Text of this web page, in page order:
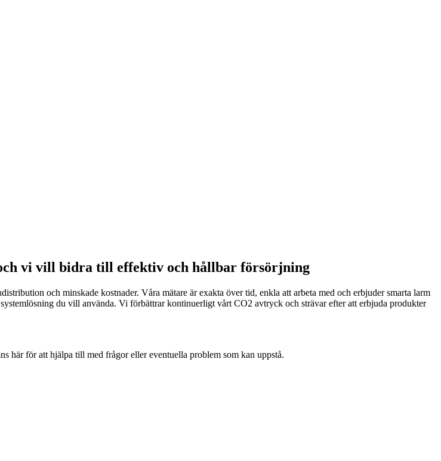
vi vill bidra till effektiv och hållbar försörjning
och minskade kostnader. Våra mätare är exakta över tid, enkla att arbeta med och erbjuder smarta larm
du vill använda. Vi förbättrar kontinuerligt vårt CO2 avtryck och strävar efter att erbjuda produkter
här för att hjälpa till med frågor eller eventuella problem som kan uppstå.